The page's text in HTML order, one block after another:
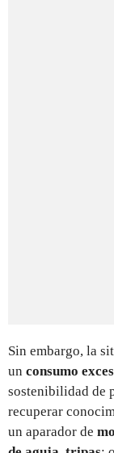
Sin embargo, la
un consumo
sostenibilidad de
recuperar
un aparador de